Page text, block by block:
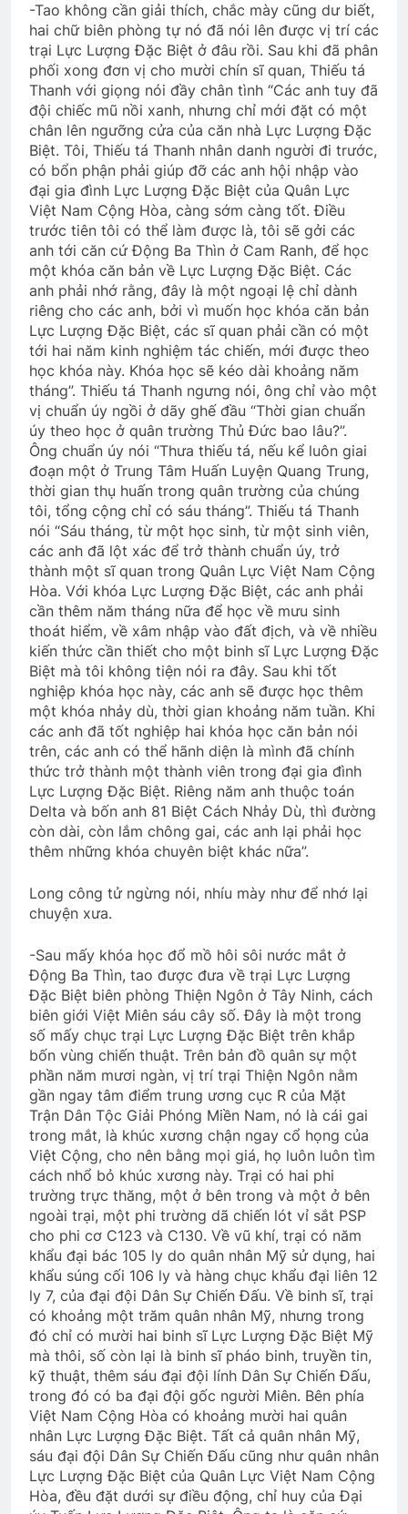
-Tao không cần giải thích, chắc mày cũng dư biết,
hai chữ biên phòng tự nó đã nói lên được vị trí các
trại Lực Lượng Đặc Biệt ở đâu rồi. Sau khi đã phân
phối xong đơn vị cho mười chín sĩ quan, Thiếu tá
Thanh với giọng nói đầy chân tình “Các anh tuy đã
đội chiếc mũ nồi xanh, nhưng chỉ mới đặt có một
chân lên ngưỡng cửa của căn nhà Lực Lượng Đặc
Biệt. Tôi, Thiếu tá Thanh nhân danh người đi trước,
có bổn phận phải giúp đỡ các anh hội nhập vào
đại gia đình Lực Lượng Đặc Biệt của Quân Lực
Việt Nam Cộng Hòa, càng sớm càng tốt. Điều
trước tiên tôi có thể làm được là, tôi sẽ gởi các
anh tới căn cứ Động Ba Thìn ở Cam Ranh, để học
một khóa căn bản về Lực Lượng Đặc Biệt. Các
anh phải nhớ rằng, đây là một ngoại lệ chỉ dành
riêng cho các anh, bởi vì muốn học khóa căn bản
Lực Lượng Đặc Biệt, các sĩ quan phải cần có một
tới hai năm kinh nghiệm tác chiến, mới được theo
học khóa này. Khóa học sẽ kéo dài khoảng năm
tháng”. Thiếu tá Thanh ngưng nói, ông chỉ vào một
vị chuẩn úy ngồi ở dãy ghế đầu “Thời gian chuẩn
úy theo học ở quân trường Thủ Đức bao lâu?”.
Ông chuẩn úy nói “Thưa thiếu tá, nếu kể luôn giai
đoạn một ở Trung Tâm Huấn Luyện Quang Trung,
thời gian thụ huấn trong quân trường của chúng
tôi, tổng cộng chỉ có sáu tháng”. Thiếu tá Thanh
nói “Sáu tháng, từ một học sinh, từ một sinh viên,
các anh đã lột xác để trở thành chuẩn úy, trở
thành một sĩ quan trong Quân Lực Việt Nam Cộng
Hòa. Với khóa Lực Lượng Đặc Biệt, các anh phải
cần thêm năm tháng nữa để học về mưu sinh
thoát hiểm, về xâm nhập vào đất địch, và về nhiều
kiến thức cần thiết cho một binh sĩ Lực Lượng Đặc
Biệt mà tôi không tiện nói ra đây. Sau khi tốt
nghiệp khóa học này, các anh sẽ được học thêm
một khóa nhảy dù, thời gian khoảng năm tuần. Khi
các anh đã tốt nghiệp hai khóa học căn bản nói
trên, các anh có thể hãnh diện là mình đã chính
thức trở thành một thành viên trong đại gia đình
Lực Lượng Đặc Biệt. Riêng năm anh thuộc toán
Delta và bốn anh 81 Biệt Cách Nhảy Dù, thì đường
còn dài, còn lắm chông gai, các anh lại phải học
thêm những khóa chuyên biệt khác nữa”.
Long công tử ngừng nói, nhíu mày như để nhớ lại
chuyện xưa.
-Sau mấy khóa học đổ mồ hôi sôi nước mắt ở
Động Ba Thìn, tao được đưa về trại Lực Lượng
Đặc Biệt biên phòng Thiện Ngôn ở Tây Ninh, cách
biên giới Việt Miên sáu cây số. Đây là một trong
số mấy chục trại Lực Lượng Đặc Biệt trên khắp
bốn vùng chiến thuật. Trên bản đồ quân sự một
phần năm mươi ngàn, vị trí trại Thiện Ngôn nằm
gần ngay tâm điểm trung ương cục R của Mặt
Trận Dân Tộc Giải Phóng Miền Nam, nó là cái gai
trong mắt, là khúc xương chận ngay cổ họng của
Việt Cộng, cho nên bằng mọi giá, họ luôn luôn tìm
cách nhổ bỏ khúc xương này. Trại có hai phi
trường trực thăng, một ở bên trong và một ở bên
ngoài trại, một phi trường dã chiến lót vỉ sắt PSP
cho phi cơ C123 và C130. Về vũ khí, trại có năm
khẩu đại bác 105 ly do quân nhân Mỹ sử dụng, hai
khẩu súng cối 106 ly và hàng chục khẩu đại liên 12
ly 7, của đại đội Dân Sự Chiến Đấu. Về binh sĩ, trại
có khoảng một trăm quân nhân Mỹ, nhưng trong
đó chỉ có mười hai binh sĩ Lực Lượng Đặc Biệt Mỹ
mà thôi, số còn lại là binh sĩ pháo binh, truyền tin,
kỹ thuật, thêm sáu đại đội lính Dân Sự Chiến Đấu,
trong đó có ba đại đội gốc người Miên. Bên phía
Việt Nam Cộng Hòa có khoảng mười hai quân
nhân Lực Lượng Đặc Biệt. Tất cả quân nhân Mỹ,
sáu đại đội Dân Sự Chiến Đấu cũng như quân nhân
Lực Lượng Đặc Biệt của Quân Lực Việt Nam Cộng
Hòa, đều đặt dưới sự điều động, chỉ huy của Đại